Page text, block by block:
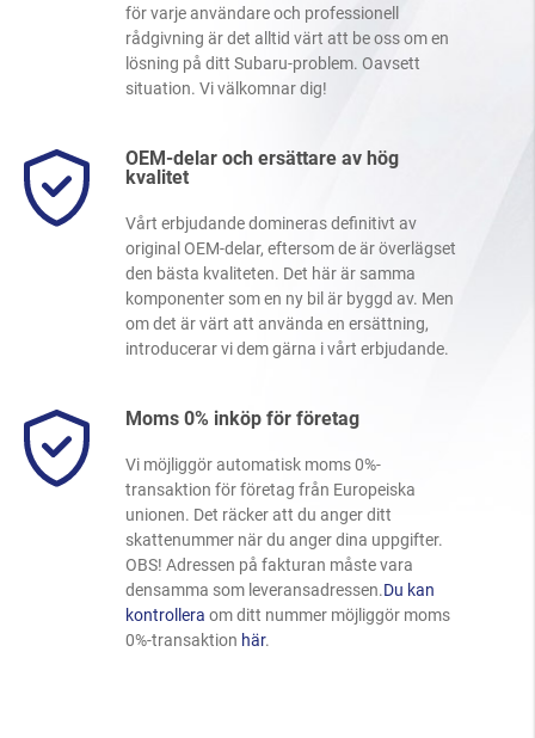
för varje användare och professionell
rådgivning är det alltid värt att be oss om en
lösning på ditt Subaru-problem. Oavsett
situation. Vi välkomnar dig!
OEM-delar och ersättare av hög
kvalitet
Vårt erbjudande domineras definitivt av
original OEM-delar, eftersom de är överlägset
den bästa kvaliteten. Det här är samma
komponenter som en ny bil är byggd av. Men
om det är värt att använda en ersättning,
introducerar vi dem gärna i vårt erbjudande.
Moms 0% inköp för företag
Vi möjliggör automatisk moms 0%-
transaktion för företag från Europeiska
unionen. Det räcker att du anger ditt
skattenummer när du anger dina uppgifter.
OBS! Adressen på fakturan måste vara
densamma som leveransadressen.Du kan
kontrollera om ditt nummer möjliggör moms
0%-transaktion här.